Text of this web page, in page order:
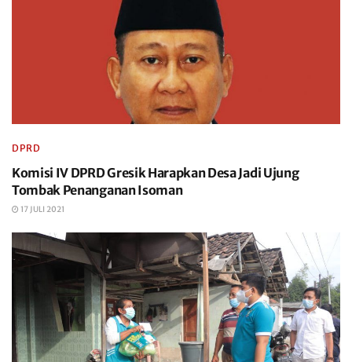
DPRD
Komisi IV DPRD Gresik Harapkan Desa Jadi Ujung
Tombak Penanganan Isoman
17 JULI 2021